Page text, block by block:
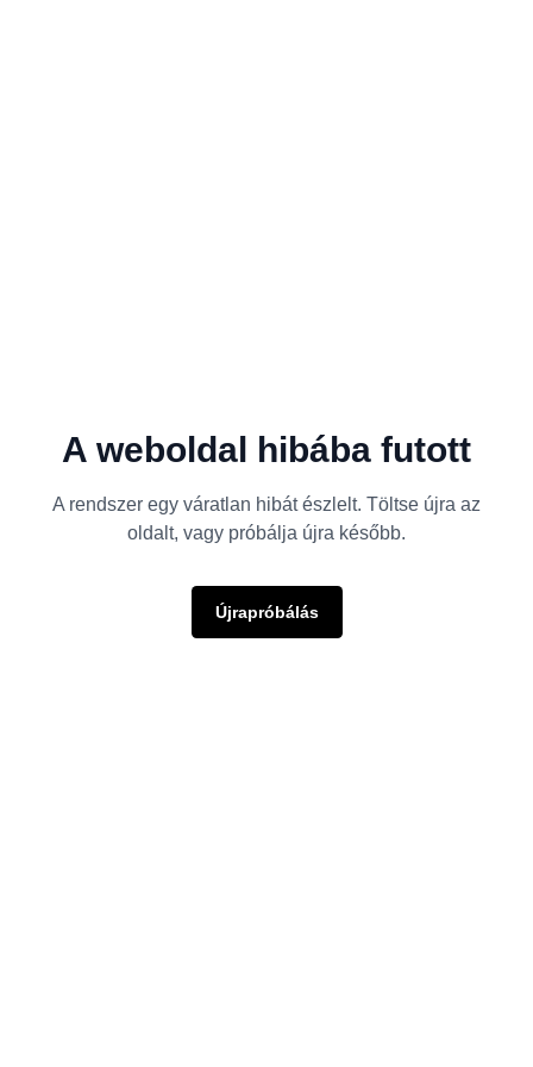
A weboldal hibába futott
A rendszer egy váratlan hibát észlelt. Töltse újra az
oldalt, vagy próbálja újra később.
Újrapróbálás